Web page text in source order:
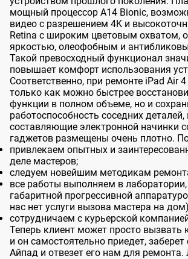
мощный процессор A14 Bionic,
видео с разрешением 4K и
Retina с широким цветовым охватом,
яркостью, олеофобным и
Такой превосходный функционал
повышает комфорт использования
Соответственно, при ремонте iPad Air
только как можно быстрее
функции в полном объеме, но и
работоспособность соседних деталей,
составляющие электронной начинки
гаджетов размещены очень плотно.
привлекаем опытных и
деле мастеров;
следуем новейшим методикам
все работы выполняем в
габаритной прогрессивной
нас нет услуги вызова мастера на
сотрудничаем с курьерской
Теперь клиент может просто вызвать
и он самостоятельно приедет,
Айпад и отвезет его нам для ремонта.